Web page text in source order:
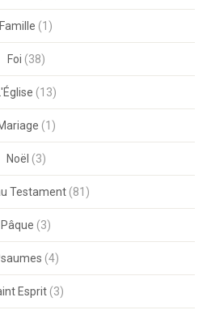
Famille (1)
Foi (38)
L'Église (13)
(1)
Noël (3)
Testament (81)
Pâque (3)
(4)
Esprit(3)